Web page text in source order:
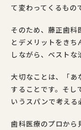
て変わってくるもの
そのため、藤正歯科
とデメリットをき
しながら、ベストな
大切なことは、「あ
することです。そし
いうスパンで考える
歯科医療のプロから